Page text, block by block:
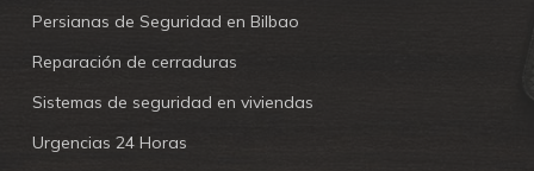
Persianas de Seguridad en Bilbao
Reparación de cerraduras
Sistemas de seguridad en viviendas
Urgencias 24 Horas